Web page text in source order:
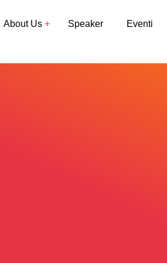
About Us Speaker Eventi